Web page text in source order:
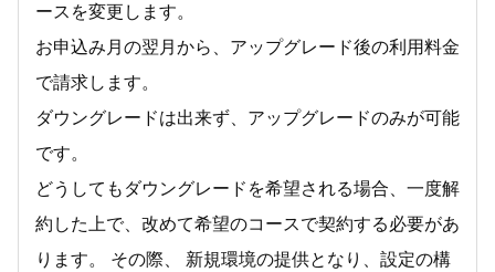
ースを変更します。
お申込み月の翌月から、アップグレード後の利用料金
で請求します。
ダウングレードは出来ず、アップグレードのみが可能
です。
どうしてもダウングレードを希望される場合、一度解
約した上で、改めて希望のコースで契約する必要があ
ります。 その際、 新規環境の提供となり、設定の構